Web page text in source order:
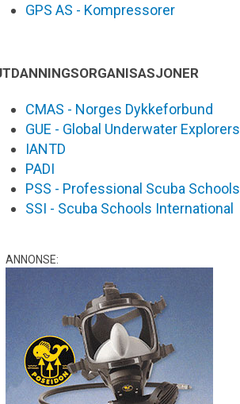
GPS AS - Kompressorer
CMAS - Norges Dykkeforbund
GUE - Global Underwater Explorers
IANTD
PADI
PSS - Professional Scuba Schools
SSI - Scuba Schools International
ANNONSE: